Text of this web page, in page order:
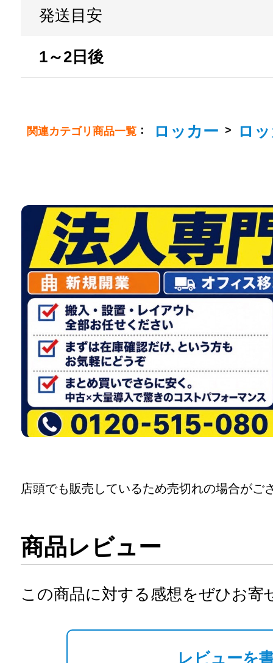
発送目安
1～2日後
関連カテゴリ商品一覧 ： ロッカー > ロ
店頭でも販売しているため売切れの場合がご
商品レビュー
この商品に対する感想をぜひお寄
レビューを